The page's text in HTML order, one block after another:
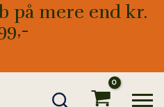
på mere end kr.